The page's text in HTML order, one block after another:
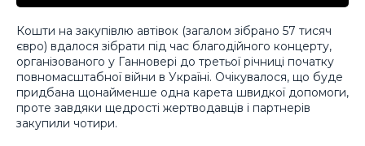
Кошти на закупівлю автівок (загалом зібрано 57 тисяч
євро) вдалося зібрати під час благодійного концерту,
організованого у Ганновері до третьої річниці початку
повномасштабної війни в Україні. Очікувалося, що буде
придбана щонайменше одна карета швидкої допомоги,
проте завдяки щедрості жертводавців і партнерів
закупили чотири.